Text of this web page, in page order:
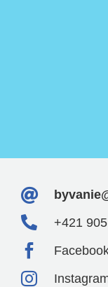

 +421

